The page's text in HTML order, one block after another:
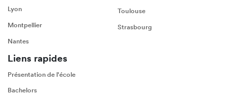
Lyon
Montpellier
Nantes
Toulouse
Strasbourg
Liens rapides
Présentation de l'école
Bachelors